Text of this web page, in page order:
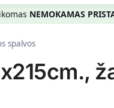
NEMOKAMAS
spalvos